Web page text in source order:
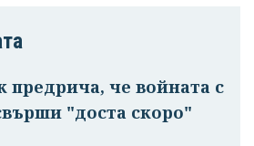
предрича, че войната с
"доста скоро"